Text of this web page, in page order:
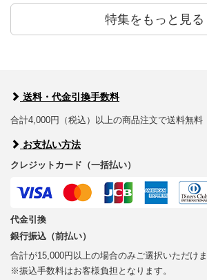
特集をもっと見る
送料・代金引換手数料
合計4,000円（税込）以上の商品注文で送料無料
お支払い方法
クレジットカード（一括払い）
代金引換
銀行振込（前払い）
合計が15,000円以上の場合のみご選択いただけま
※振込手数料はお客様負担となります。